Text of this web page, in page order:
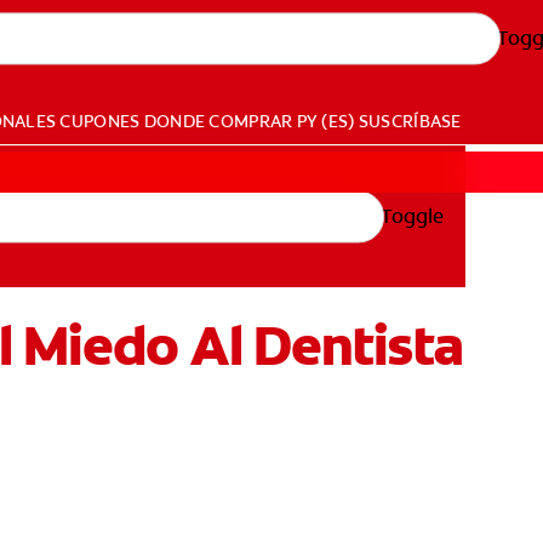
CUPONES DONDE COMPRAR PY (ES) SUSCRÍBASE
Toggle
Miedo Al Dentista